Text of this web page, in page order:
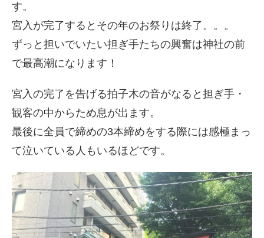
す。
宮入が完了するとその年のお祭りは終了。。。
ずっと担いでいたい担ぎ手たちの興奮は神社の前
で最高潮になります！
宮入の完了を告げる拍子木の音がなると担ぎ手・
観客の中からため息が出ます。
最後に全員で締めの3本締めをする際には感極まっ
て泣いている人もいるほどです。